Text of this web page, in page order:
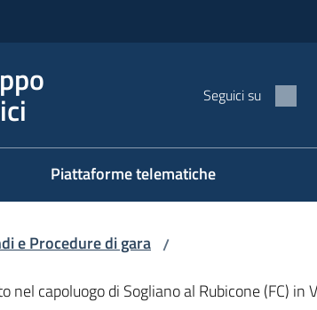
Seguici su
Piattaforme telematiche
e Procedure di gara /
capoluogo di Sogliano al Rubicone (FC) in